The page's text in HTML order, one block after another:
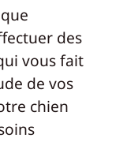
des
vous fait
de vos
chien